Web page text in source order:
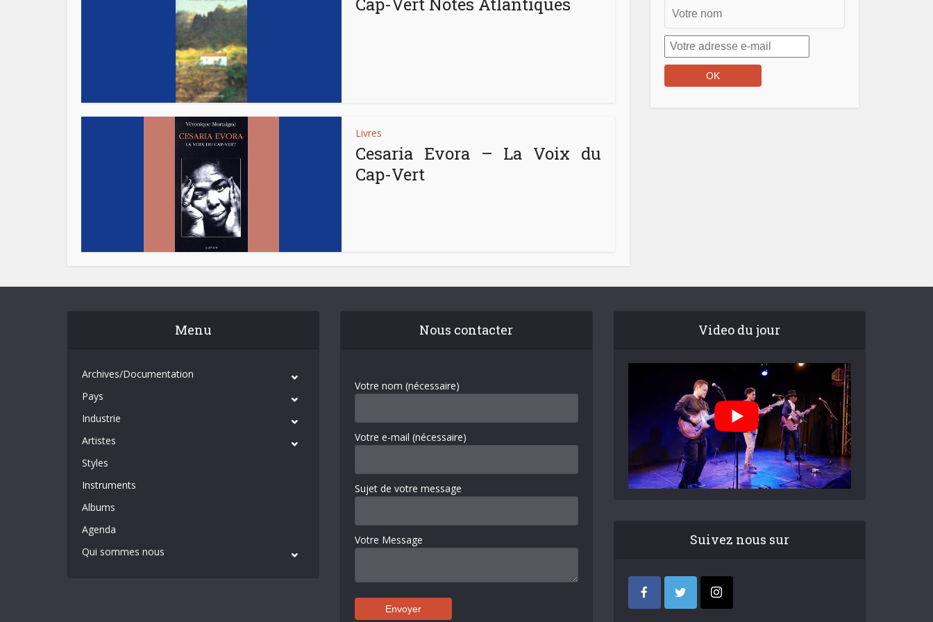
Livres
Cesaria Evora – La Voix du
Cap-Vert
Menu
Archives/Documentation
Pays
Industrie
Artistes
Styles
Instruments
Albums
Agenda
Qui sommes nous
Nous contacter
Votre nom (nécessaire)
Votre e-mail (nécessaire)
Sujet de votre message
Votre Message
Video du jour
Suivez nous sur